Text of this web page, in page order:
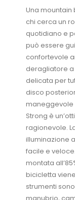
Una
chi cerca un
quotidiano e
può essere
confortevole
deragliatore a
delicata per
disco
maneggevole
Strong è
ragionevole.
illuminazione
facile e
montata
bicicletta
strumenti